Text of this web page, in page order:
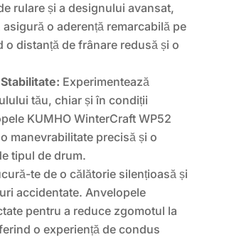
rulare și a designului avansat,
o aderență remarcabilă pe
distanță de frânare redusă și o
Experimentează
tău, chiar și în condiții
KUMHO WinterCraft WP52
manevrabilitate precisă și o
tipul de drum.
te de o călătorie silențioasă și
accidentate. Anvelopele
pentru a reduce zgomotul la
o experiență de condus